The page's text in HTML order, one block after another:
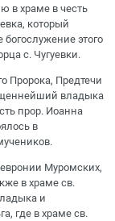
в храме в честь
который
этого
с. Чугуевки.
Пророка, Предтечи
владыка
прор. Иоанна
в
Муромских,
в храме св.
и
где в храме св.